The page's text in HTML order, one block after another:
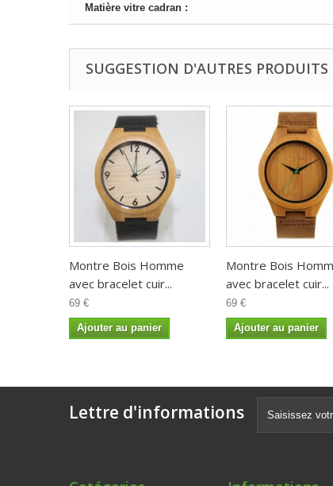
Matière vitre cadran :
SUGGESTION D'AUTRES
Montre Bois Homme
avec bracelet cuir...
69 €
Ajouter au panier
Montre Bois
avec bracelet cuir...
69 €
Ajouter au panier
Lettre d'informations